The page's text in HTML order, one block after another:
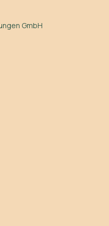
GmbH